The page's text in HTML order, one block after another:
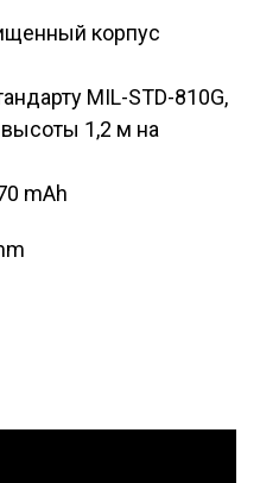
корпус
MIL-STD-810G,
1,2 м на
mAh